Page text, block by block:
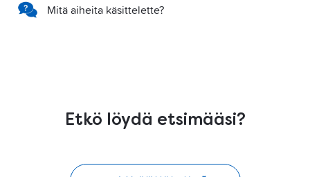
Mitä aiheita käsittelette?
Etkö löydä etsimääsi?